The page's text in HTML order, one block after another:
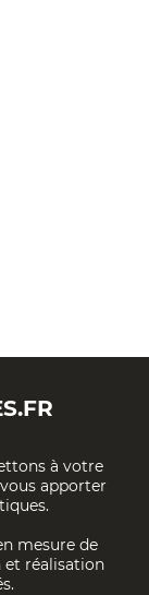
à votre
apporter
mesure de
et réalisation